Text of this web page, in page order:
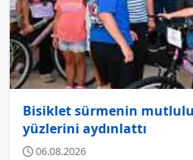
Bisiklet sürmenin
yüzlerini aydınlattı
06.08.2026